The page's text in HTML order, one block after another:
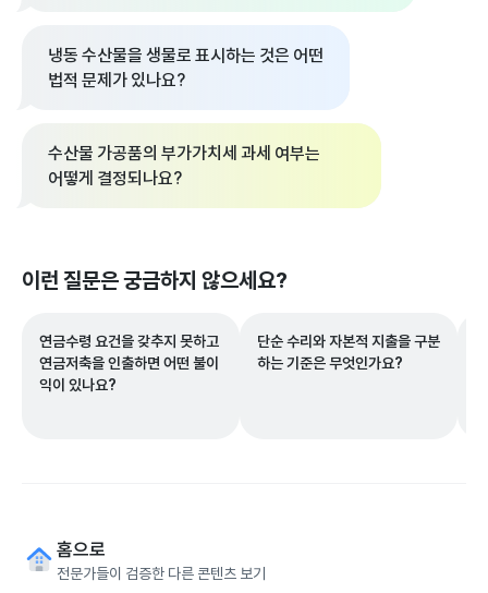
냉동 수산물을 생물로 표시하는 것은 어떤
법적 문제가 있나요?
수산물 가공품의 부가가치세 과세 여부는
어떻게 결정되나요?
이런 질문은 궁금하지 않으세요?
연금수령 요건을 갖추지 못하고
연금저축을 인출하면 어떤 불이
익이 있나요?
단순 수리와 자본적 지출을 구분
하는 기준은 무엇인가요?
홈으로
전문가들이 검증한 다른 콘텐츠 보기